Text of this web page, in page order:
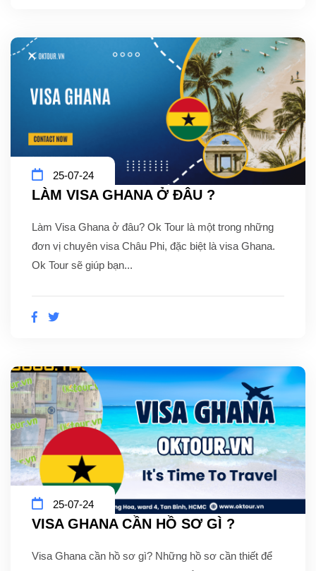
25-07-24
LÀM VISA GHANA Ở ĐÂU ?
Làm Visa Ghana ở đâu? Ok Tour là một trong những
đơn vị chuyên visa Châu Phi, đặc biệt là visa Ghana.
Ok Tour sẽ giúp bạn...
25-07-24
VISA GHANA CẦN HỒ SƠ GÌ ?
Visa Ghana cần hồ sơ gì? Những hồ sơ cần thiết để